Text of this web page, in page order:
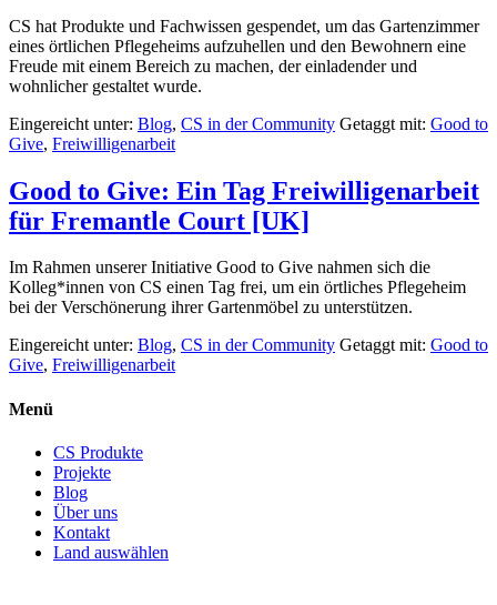
CS hat Produkte und Fachwissen gespendet, um das Gartenzimmer
eines örtlichen Pflegeheims aufzuhellen und den Bewohnern eine
Freude mit einem Bereich zu machen, der einladender und
wohnlicher gestaltet wurde.
Eingereicht unter: Blog, CS in der Community Getaggt mit: Good to
Give, Freiwilligenarbeit
Good to Give: Ein Tag Freiwilligenarbeit
für Fremantle Court [UK]
Im Rahmen unserer Initiative Good to Give nahmen sich die
Kolleg*innen von CS einen Tag frei, um ein örtliches Pflegeheim
bei der Verschönerung ihrer Gartenmöbel zu unterstützen.
Eingereicht unter: Blog, CS in der Community Getaggt mit: Good to
Give, Freiwilligenarbeit
Menü
CS Produkte
Projekte
Blog
Über uns
Kontakt
Land auswählen